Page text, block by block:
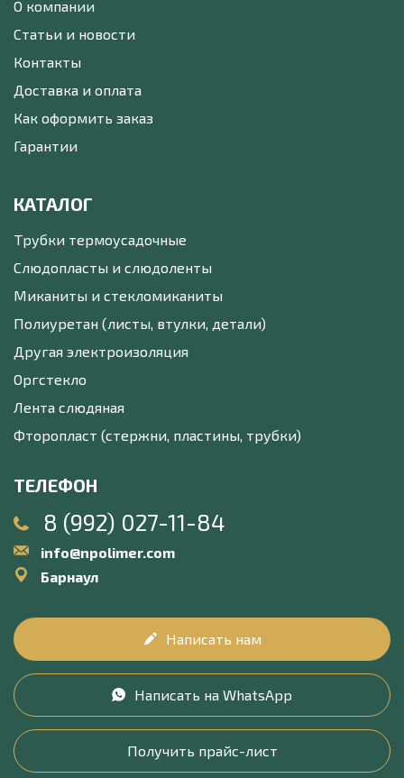
О компании
Статьи и новости
Контакты
Доставка и оплата
Как оформить заказ
Гарантии
КАТАЛОГ
Трубки термоусадочные
Слюдопласты и слюдоленты
Миканиты и стекломиканиты
Полиуретан (листы, втулки, детали)
Другая электроизоляция
Оргстекло
Лента слюдяная
Фторопласт (стержни, пластины, трубки)
ТЕЛЕФОН
8 (992) 027-11-84
info@npolimer.com
Барнаул
Написать нам
Написать на WhatsApp
Получить прайс-лист